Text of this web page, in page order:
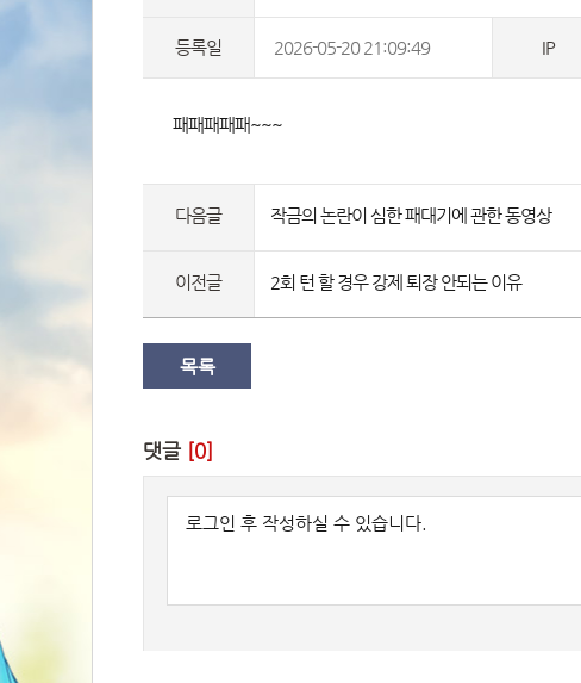
등록일 2026-05-20 21:09:49 IP
패패패패패~~~
다음글 작금의 논란이 심한 패대기에 관한 동영상
이전글 2회 턴 할 경우 강제 퇴장 안되는 이유
목록
댓글 [0]